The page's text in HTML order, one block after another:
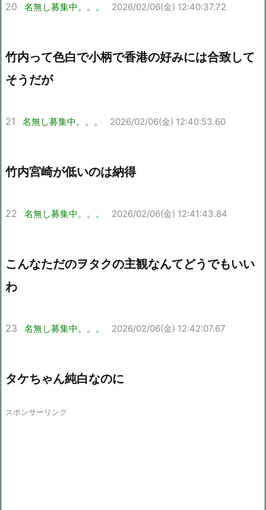
20 名無し募集中。。。 2026/02/06(金) 12:40:37.72
竹内って色白で小柄で香港の好みには合致して
そうだが
21 名無し募集中。。。 2026/02/06(金) 12:40:53.60
竹内宮崎が低いのは納得
22 名無し募集中。。。 2026/02/06(金) 12:41:43.84
こんなただのヲタクの主観なんてどうでもいい
わ
23 名無し募集中。。。 2026/02/06(金) 12:42:07.67
タケちゃん純白なのに
スポンサーリンク